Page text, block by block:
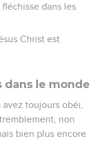
dans les
Christ est
le monde
toujours obéi,
non
bien plus encore